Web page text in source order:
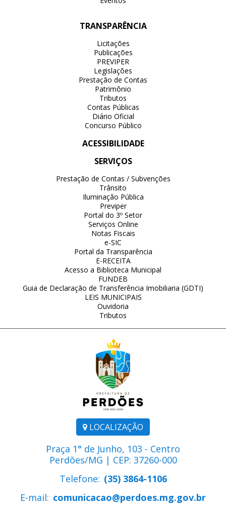
LOCALIZAÇÃO
Praça 1° de Junho, 103 - Centro
Perdões/MG | CEP: 37260-000
Telefone: (35) 3864-1106
E-mail: comunicacao@perdoes.mg.gov.br
TRANSPARÊNCIA
Licitações
Publicações
PREVIPER
Legislações
Prestação de Contas
Patrimônio
Tributos
Contas Públicas
Diário Oficial
Concurso Público
ACESSIBILIDADE
SERVIÇOS
Prestação de Contas / Subvenções
Trânsito
Iluminação Pública
Previper
Portal do 3º Setor
Serviços Online
Notas Fiscais
e-SIC
Portal da Transparência
E-RECEITA
Acesso a Biblioteca Municipal
FUNDEB
Guia de Declaração de Transferência Imobiliaria (GDTI)
LEIS MUNICIPAIS
Ouvidoria
Tributos